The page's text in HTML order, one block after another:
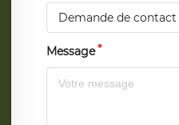
Demande de contact
Message